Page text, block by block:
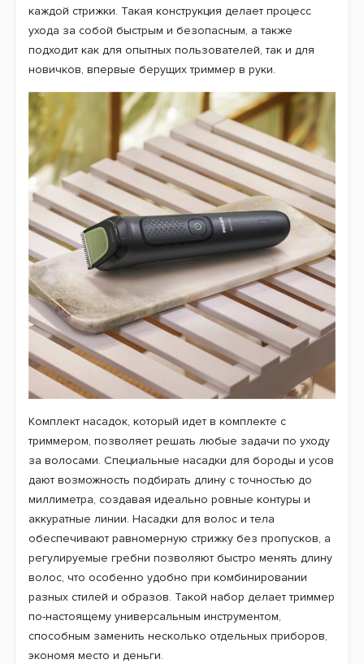
каждой стрижки. Такая конструкция делает процесс
ухода за собой быстрым и безопасным, а также
подходит как для опытных пользователей, так и для
новичков, впервые берущих триммер в руки.
Комплект насадок, который идет в комплекте с
триммером, позволяет решать любые задачи по уходу
за волосами. Специальные насадки для бороды и усов
дают возможность подбирать длину с точностью до
миллиметра, создавая идеально ровные контуры и
аккуратные линии. Насадки для волос и тела
обеспечивают равномерную стрижку без пропусков, а
регулируемые гребни позволяют быстро менять длину
волос, что особенно удобно при комбинировании
разных стилей и образов. Такой набор делает триммер
по-настоящему универсальным инструментом,
способным заменить несколько отдельных приборов,
экономя место и деньги.